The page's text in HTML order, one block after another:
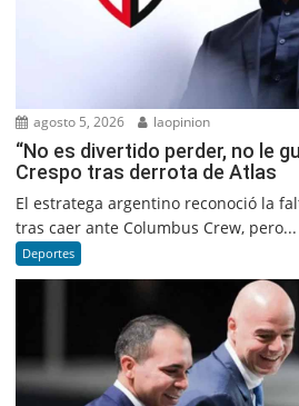
agosto 5, 2026 laopinion
“No es divertido perder, no le
Crespo tras derrota de Atlas
El estratega argentino reconoció la
tras caer ante Columbus Crew, pero...
Deportes